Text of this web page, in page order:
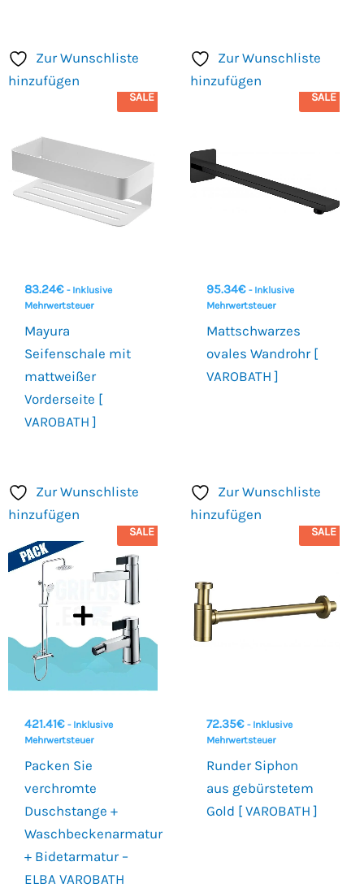
Zur Wunschliste
hinzufügen
SALE
83.24€ - Inklusive
Mehrwertsteuer
Mayura
Seifenschale mit
mattweißer
Vorderseite [
VAROBATH ]
Zur Wunschliste
hinzufügen
SALE
95.34€ - Inklusive
Mehrwertsteuer
Mattschwarzes
ovales Wandrohr [
VAROBATH ]
Zur Wunschliste
hinzufügen
SALE
421.41€ - Inklusive
Mehrwertsteuer
Packen Sie
verchromte
Duschstange +
Waschbeckenarmatur
+ Bidetarmatur –
ELBA VAROBATH
Zur Wunschliste
hinzufügen
SALE
72.35€ - Inklusive
Mehrwertsteuer
Runder Siphon
aus gebürstetem
Gold [ VAROBATH ]